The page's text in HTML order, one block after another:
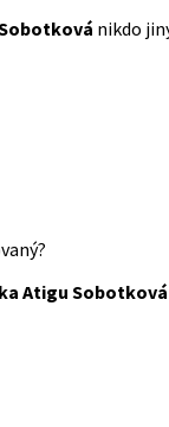
nikdo
Atigu Sobotková